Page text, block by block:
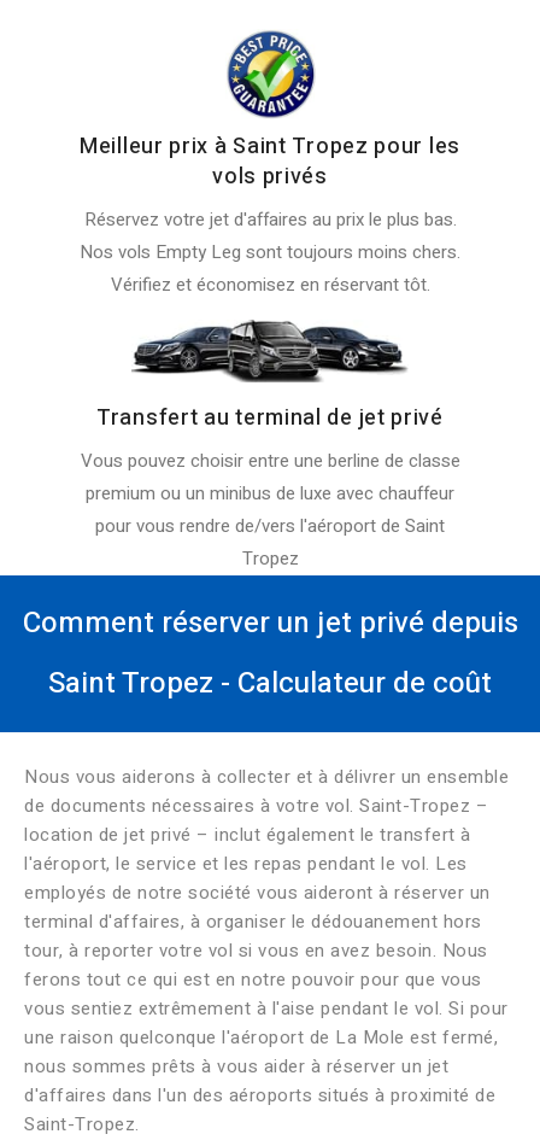
Meilleur prix à Saint Tropez pour les
vols privés
Réservez votre jet d'affaires au prix le plus bas.
Nos vols Empty Leg sont toujours moins chers.
Vérifiez et économisez en réservant tôt.
Transfert au terminal de jet privé
Vous pouvez choisir entre une berline de classe
premium ou un minibus de luxe avec chauffeur
pour vous rendre de/vers l'aéroport de Saint
Tropez
Comment réserver un jet privé depuis
Saint Tropez - Calculateur de coût
Nous vous aiderons à collecter et à délivrer un ensemble
de documents nécessaires à votre vol. Saint-Tropez –
location de jet privé – inclut également le transfert à
l'aéroport, le service et les repas pendant le vol. Les
employés de notre société vous aideront à réserver un
terminal d'affaires, à organiser le dédouanement hors
tour, à reporter votre vol si vous en avez besoin. Nous
ferons tout ce qui est en notre pouvoir pour que vous
vous sentiez extrêmement à l'aise pendant le vol. Si pour
une raison quelconque l'aéroport de La Mole est fermé,
nous sommes prêts à vous aider à réserver un jet
d'affaires dans l'un des aéroports situés à proximité de
Saint-Tropez.